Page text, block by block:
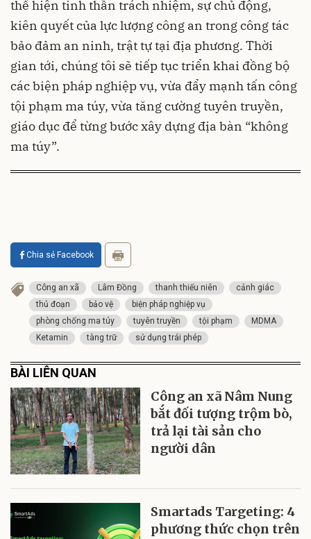
thể hiện tinh thần trách nhiệm, sự chủ động,
kiên quyết của lực lượng công an trong công tác
bảo đảm an ninh, trật tự tại địa phương. Thời
gian tới, chúng tôi sẽ tiếp tục triển khai đồng bộ
các biện pháp nghiệp vụ, vừa đẩy mạnh tấn công
tội phạm ma túy, vừa tăng cường tuyên truyền,
giáo dục để từng bước xây dựng địa bàn “không
ma túy”.
Chia sẻ Facebook
Công an xã Lâm Đồng thanh thiếu niên
cảnh giác
thủ đoạn
bảo vệ
biện pháp nghiệp vụ
phòng chống ma túy
tuyên truyền tội phạm
MDMA
Ketamin
tàng trữ sử dụng trái phép
BÀI LIÊN QUAN
Công an xã Nâm Nung
bắt đối tượng trộm bò,
trả lại tài sản cho
người dân
Smartads Targeting: 4
phương thức chọn trên